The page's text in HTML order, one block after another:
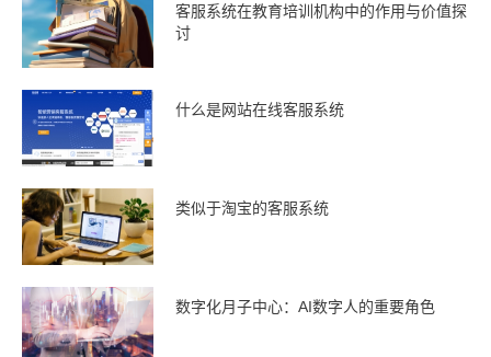
客服系统在教育培训机构中的作用与价值探
讨
什么是网站在线客服系统
类似于淘宝的客服系统
数字化月子中心：AI数字人的重要角色